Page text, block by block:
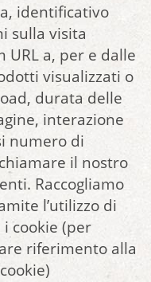
identificativo
sulla visita
URL a, per e dalle
visualizzati o
durata delle
interazione
numero di
il nostro
Raccogliamo
l’utilizzo di
cookie (per
riferimento alla